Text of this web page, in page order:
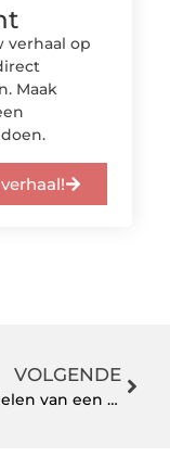
verhaal op
Maak
VOLGENDE
De voordelen van een bikini met push up